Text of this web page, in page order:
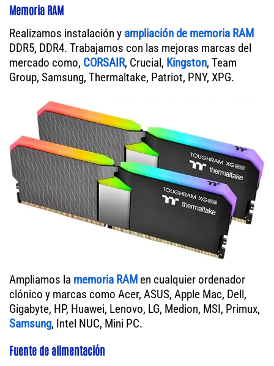
Memoria RAM
Realizamos instalación y ampliación de memoria RAM
DDR5, DDR4. Trabajamos con las mejoras marcas del
mercado como, CORSAIR, Crucial, Kingston, Team
Group, Samsung, Thermaltake, Patriot, PNY, XPG.
Ampliamos la memoria RAM en cualquier ordenador
clónico y marcas como Acer, ASUS, Apple Mac, Dell,
Gigabyte, HP, Huawei, Lenovo, LG, Medion, MSI, Primux,
Samsung, Intel NUC, Mini PC.
Fuente de alimentación